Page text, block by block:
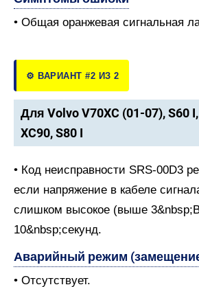
• Общая оранжевая сигнальная
⚙️ ВАРИАНТ #2 ИЗ 2
Для Volvo V70XC (01-07), S60
XC90, S80 I
• Код неисправности SRS-00D3
если напряжение в кабеле
слишком высокое (выше
10&nbsp;секунд.
Аварийный режим
• Отсутствует.